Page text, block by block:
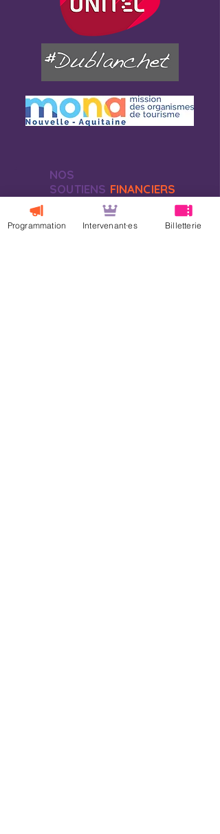
NOS
SOUTIENS FINANCIERS
Programmation Intervenant·es Billetterie